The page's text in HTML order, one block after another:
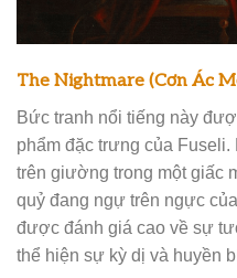
The Nightmare (Cơn Ác
Bức tranh nổi tiếng này
phẩm đặc trưng của
trên giường trong một giấc
quỷ đang ngự trên ngực
được đánh giá cao về sự
thể hiện sự kỳ dị và huyền